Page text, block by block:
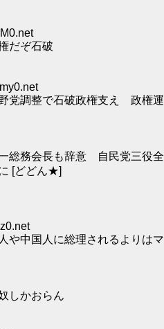
だぞ石破
党調整で石破政権支え 政権運
総務会長も辞意 自民党三役全
[どどん★]
や中国人に総理されるよりはマ
しかおらん